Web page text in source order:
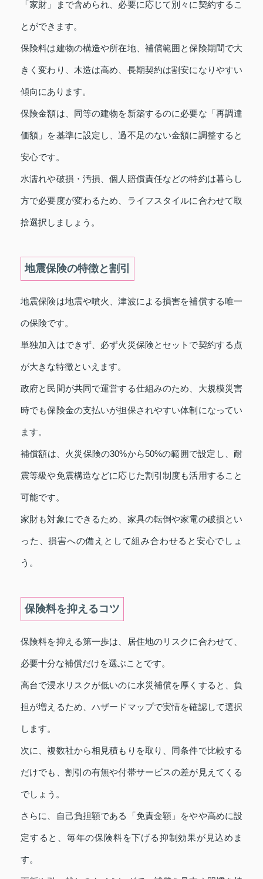
「家財」まで含められ、必要に応じて別々に契約するこ
とができます。
保険料は建物の構造や所在地、補償範囲と保険期間で大
きく変わり、木造は高め、長期契約は割安になりやすい
傾向にあります。
保険金額は、同等の建物を新築するのに必要な「再調達
価額」を基準に設定し、過不足のない金額に調整すると
安心です。
水濡れや破損・汚損、個人賠償責任などの特約は暮らし
方で必要度が変わるため、ライフスタイルに合わせて取
捨選択しましょう。
地震保険の特徴と割引
地震保険は地震や噴火、津波による損害を補償する唯一
の保険です。
単独加入はできず、必ず火災保険とセットで契約する点
が大きな特徴といえます。
政府と民間が共同で運営する仕組みのため、大規模災害
時でも保険金の支払いが担保されやすい体制になってい
ます。
補償額は、火災保険の30%から50%の範囲で設定し、耐
震等級や免震構造などに応じた割引制度も活用すること
可能です。
家財も対象にできるため、家具の転倒や家電の破損とい
った、損害への備えとして組み合わせると安心でしょ
う。
保険料を抑えるコツ
保険料を抑える第一歩は、居住地のリスクに合わせて、
必要十分な補償だけを選ぶことです。
高台で浸水リスクが低いのに水災補償を厚くすると、負
担が増えるため、ハザードマップで実情を確認して選択
します。
次に、複数社から相見積もりを取り、同条件で比較する
だけでも、割引の有無や付帯サービスの差が見えてくる
でしょう。
さらに、自己負担額である「免責金額」をやや高めに設
定すると、毎年の保険料を下げる抑制効果が見込めま
す。